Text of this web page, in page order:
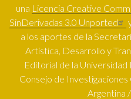
una Licencia Creative
SinDerivadas 3.0 Unported
a los aportes de la
Artística, Desarrollo y
Editorial de la
Consejo de Investigaciones
Argentina